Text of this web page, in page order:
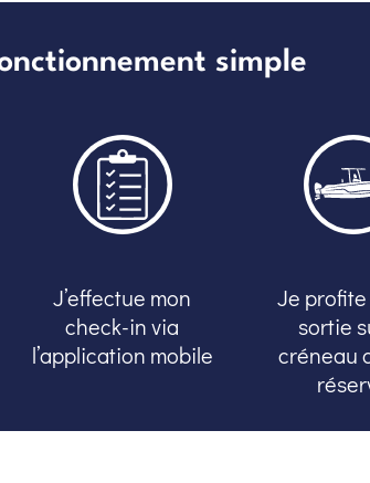
simple
J’effectue mon
check-in via
l’application mobile
Je
sortie
créneau